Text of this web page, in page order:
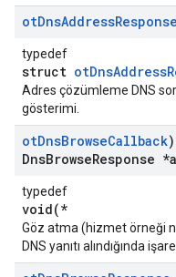
otDnsAddressResponse
typedef
struct
Adres çözümleme DNS
gösterimi.
otDnsBrowseCallback
DnsBrowseResponse *a
typedef
void(*
Göz atma (hizmet örneği
DNS yanıtı alındığında